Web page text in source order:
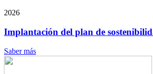
2026
Implantación del plan de
Saber más